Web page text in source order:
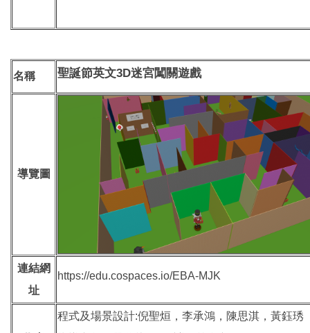
名稱 聖誕節英文3D迷宮闖關遊戲
導覽圖
連結網
址
https://edu.cospaces.io/EBA-MJK
程式及場景設計:倪聖烜，李承鴻，陳思淇，黃鈺琇